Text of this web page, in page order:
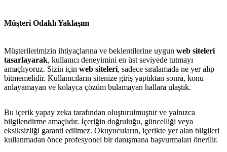
Müşteri Odaklı Yaklaşım
Müşterilerimizin ihtiyaçlarına ve beklentilerine uygun web siteleri
tasarlayarak, kullanıcı deneyimini en üst seviyede tutmayı
amaçlıyoruz. Sizin için web siteleri, sadece sıralamada ne yer alıp
bitmemelidir. Kullanıcıların sitenize giriş yaptıktan sonra, konu
anlayamayan ve kolayca çözüm bulamayan hallara ulaştık.
Bu içerik yapay zeka tarafından oluşturulmuştur ve yalnızca
bilgilendirme amaçlıdır. İçeriğin doğruluğu, güncelliği veya
eksiksizliği garanti edilmez. Okuyucuların, içerikte yer alan bilgileri
kullanmadan önce profesyonel bir danışmana başvurmaları önerilir.